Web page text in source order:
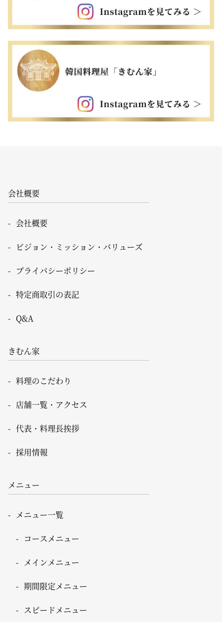
会社概要
会社概要
ビジョン・ミッション・バリューズ
プライバシーポリシー
特定商取引の表記
Q&A
きむん家
料理のこだわり
店舗一覧・アクセス
代表・料理長挨拶
採用情報
メニュー
メニュー一覧
コースメニュー
メインメニュー
期間限定メニュー
スピードメニュー